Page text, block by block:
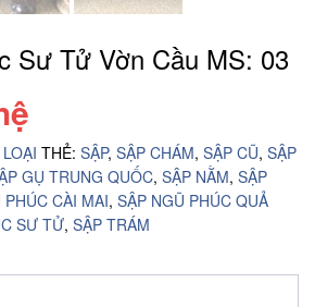
Sư Tử Vờn Cầu MS: 03
THẺ: SẬP, SẬP CHÁM, SẬP CŨ, SẬP
GỤ TRUNG QUỐC, SẬP NẰM, SẬP
PHÚC CÀI MAI, SẬP NGŨ PHÚC QUẢ
SƯ TỬ, SẬP TRÁM